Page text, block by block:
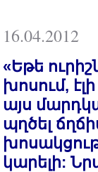
16.04.2012
«Եթե
խոսում,
այս
պղծել
կարելի: